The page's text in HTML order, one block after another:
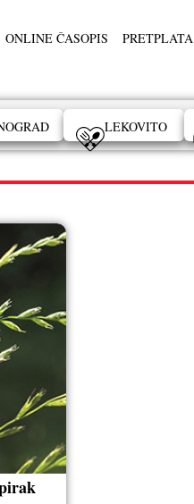
ONLINE ČASOPIS PRETPLATA
LEKOVITO